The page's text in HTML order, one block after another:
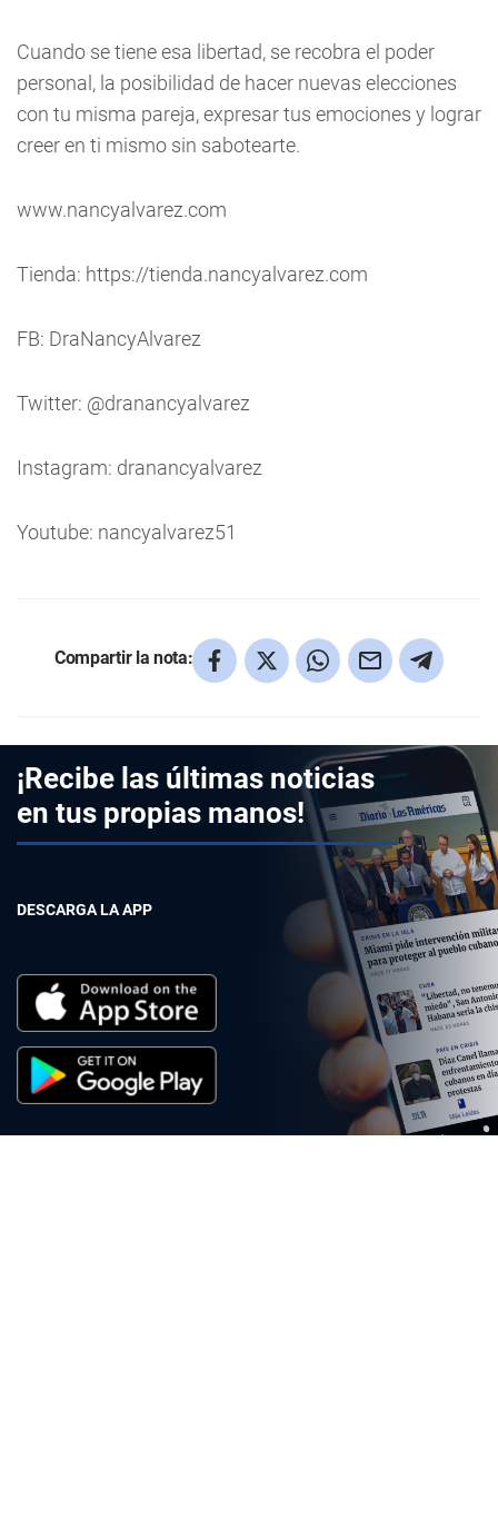
Cuando se tiene esa libertad, se recobra el poder
personal, la posibilidad de hacer nuevas elecciones
con tu misma pareja, expresar tus emociones y lograr
creer en ti mismo sin sabotearte.
www.nancyalvarez.com
Tienda: https://tienda.nancyalvarez.com
FB: DraNancyAlvarez
Twitter: @dranancyalvarez
Instagram: dranancyalvarez
Youtube: nancyalvarez51
Compartir la nota:
¡Recibe las últimas noticias
en tus propias manos!
DESCARGA LA APP